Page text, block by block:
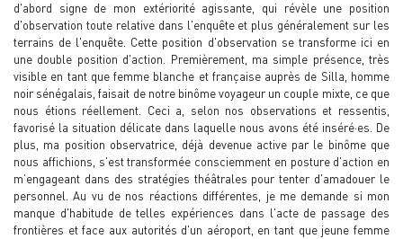
d'abord signe de mon extériorité agissante, qui révèle une position
d'observation toute relative dans l'enquête et plus généralement sur les
terrains de l'enquête. Cette position d'observation se transforme ici en
une double position d'action. Premièrement, ma simple présence, très
visible en tant que femme blanche et française auprès de Silla, homme
noir sénégalais, faisait de notre binôme voyageur un couple mixte, ce que
nous étions réellement. Ceci a, selon nos observations et ressentis,
favorisé la situation délicate dans laquelle nous avons été inséré·es. De
plus, ma position observatrice, déjà devenue active par le binôme que
nous affichions, s'est transformée consciemment en posture d'action en
m’engageant dans des stratégies théâtrales pour tenter d'amadouer le
personnel. Au vu de nos réactions différentes, je me demande si mon
manque d'habitude de telles expériences dans l'acte de passage des
frontières et face aux autorités d'un aéroport, en tant que jeune femme